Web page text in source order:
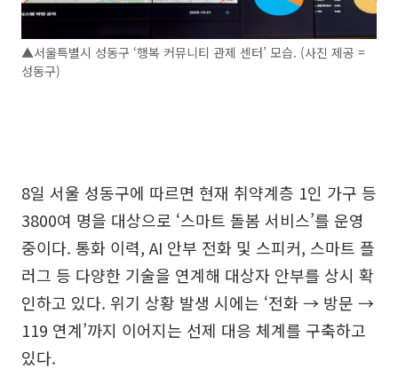
▲서울특별시 성동구 ‘행복 커뮤니티 관제 센터’ 모습. (사진 제공 =
성동구)
8일 서울 성동구에 따르면 현재 취약계층 1인 가구 등
3800여 명을 대상으로 ‘스마트 돌봄 서비스’를 운영
중이다. 통화 이력, AI 안부 전화 및 스피커, 스마트 플
러그 등 다양한 기술을 연계해 대상자 안부를 상시 확
인하고 있다. 위기 상황 발생 시에는 ‘전화 → 방문 →
119 연계’까지 이어지는 선제 대응 체계를 구축하고
있다.